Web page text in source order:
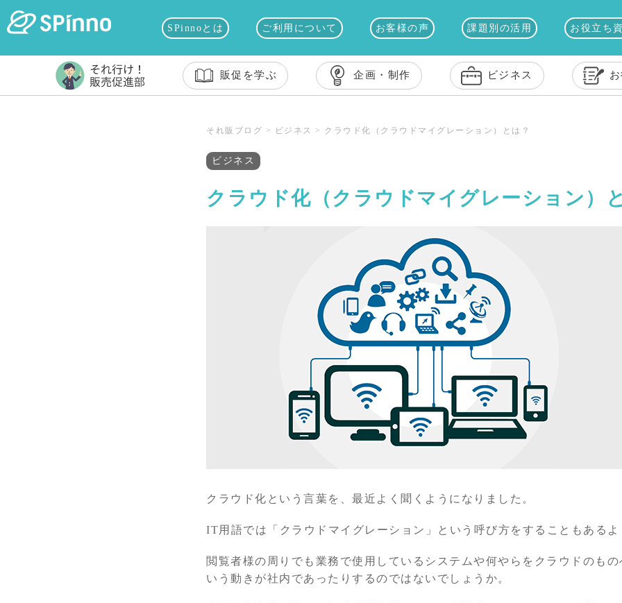
SPinnoとは ご利用について お客様の声 課題別の活用 お役立ち
販促を学ぶ 企画・制作 ビジネス
それ販ブログ > ビジネス > クラウド化（クラウドマイグレーション）とは？
ビジネス
クラウド化（クラウドマイグレーション）
クラウド化という言葉を、最近よく聞くようになりました。
IT用語では「クラウドマイグレーション」という呼び方をすることもある
閲覧者様の周りでも業務で使用しているシステムや何やらをクラウドのも
いう動きが社内であったりするのではないでしょうか。